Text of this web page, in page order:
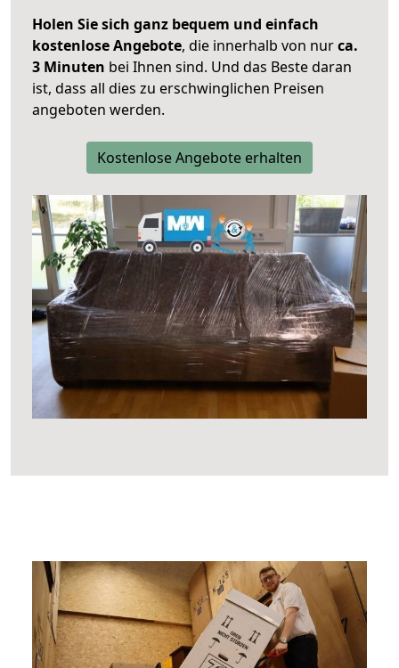
Holen Sie sich ganz bequem und einfach
kostenlose Angebote, die innerhalb von nurca.
3 Minuten bei Ihnen sind. Und das Beste daran
ist, dass all dies zu erschwinglichen Preisen
angeboten werden.
Kostenlose Angebote erhalten